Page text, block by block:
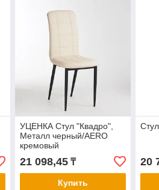
УЦЕНКА Стул "Квадро",
Металл черный/AERO
кремовый
21 098,45₸
Купить
20